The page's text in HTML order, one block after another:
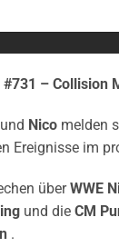
#731 – Collision
und Nico melden
Ereignisse im
überWWE
und dieCM
.